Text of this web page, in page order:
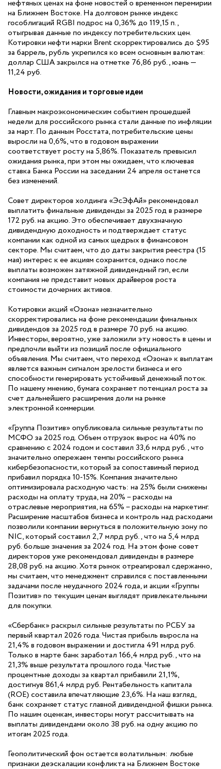
нефтяных ценах на фоне новостей о временном перемирии
на Ближнем Востоке. На долговом рынке индекс
гособлигаций RGBI подрос на 0,36% до 119,15 п.,
отыгрывая данные по индексу потребительских цен.
Котировки нефти марки Brent скорректировались до $95
за баррель, рубль укрепился ко всем основным валютам:
доллар США закрылся на отметке 76,86 руб., юань —
11,24 руб.
Новости, ожидания и торговые идеи
Главным макроэкономическим событием прошедшей
недели для российского рынка стали данные по инфляции
за март. По данным Росстата, потребительские цены
выросли на 0,6%, что в годовом выражении
соответствует росту на 5,86%. Показатель превысил
ожидания рынка, при этом мы ожидаем, что ключевая
ставка Банка России на заседании 24 апреля останется
без изменений.
Совет директоров холдинга «ЭсЭфАй» рекомендовал
выплатить финальные дивиденды за 2025 год в размере
172 руб. на акцию. Это обеспечивает двухзначную
дивидендную доходность и подтверждает статус
компании как одной из самых щедрых в финансовом
секторе. Мы считаем, что до даты закрытия реестра (15
мая) интерес к ее акциям сохранится, однако после
выплаты возможен затяжной дивидендный гэп, если
компания не представит новых драйверов роста
стоимости дочерних активов.
Котировки акций «Озона» незначительно
скорректировались на фоне рекомендации финальных
дивидендов за 2025 год в размере 70 руб. на акцию.
Инвесторы, вероятно, уже заложили эту новость в цены и
предпочли выйти из позиций после официального
объявления. Мы считаем, что переход «Озона» к выплатам
является важным сигналом зрелости бизнеса и его
способности генерировать устойчивый денежный поток.
По нашему мнению, бумага сохраняет потенциал роста за
счет дальнейшего расширения доли на рынке
электронной коммерции.
«Группа Позитив» опубликовала сильные результаты по
МСФО за 2025 год. Объем отгрузок вырос на 40% по
сравнению с 2024 годом и составил 33,6 млрд руб., что
значительно опережаем темпы российского рынка
кибербезопасности, который за сопоставимый период
прибавил порядка 10-15%. Компания значительно
оптимизировала расходную часть: на 25% были снижены
расходы на оплату труда, на 20% – расходы на
отраслевые мероприятия, на 65% – расходы на маркетинг.
Расширение масштабов бизнеса и контроль над расходами
позволили компании вернуться в положительную зону по
NIC, который составил 2,7 млрд руб., что на 5,4 млрд
руб. больше значения за 2024 год. На этом фоне совет
директоров уже рекомендовал дивиденды в размере
28,08 руб. на акцию. Хотя рынок отреагировал сдержанно,
мы считаем, что менеджмент справился с поставленными
задачами после неудачного 2024 года, и акции «Группы
Позитив» по текущим ценам выглядят привлекательными
для покупки.
«Сбербанк» раскрыл сильные результаты по РСБУ за
первый квартал 2026 года. Чистая прибыль выросла на
21,4% в годовом выражении и достигла 491 млрд руб.
Только в марте банк заработал 166,4 млрд руб., что на
21,3% выше результата прошлого года. Чистые
процентные доходы за квартал прибавили 21,1%,
достигнув 861,4 млрд руб. Рентабельность капитала
(ROE) составила впечатляющие 23,6%. На наш взгляд,
банк сохраняет статус главной дивидендной фишки рынка.
По нашим оценкам, инвесторы могут рассчитывать на
выплаты дивидендами около 38 руб. на одну акцию по
итогам 2025 года.
Геополитический фон остается волатильным: любые
признаки деэскалации конфликта на Ближнем Востоке